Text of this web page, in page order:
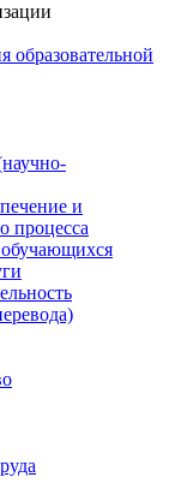
образовательной
и
процесса